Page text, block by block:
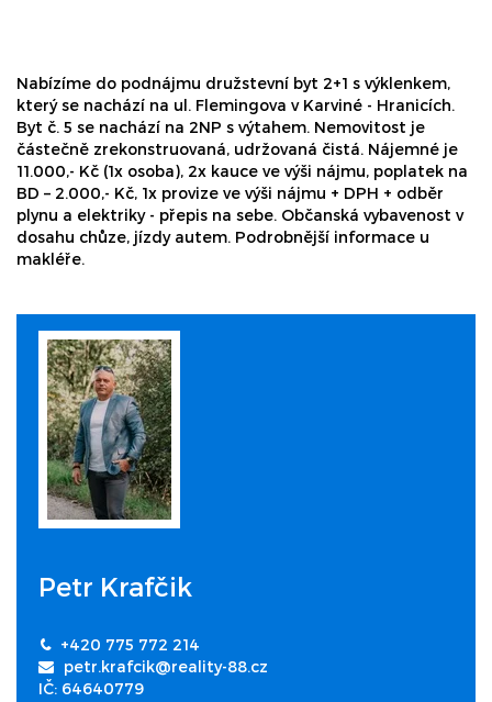
Nabízíme do podnájmu družstevní byt 2+1 s výklenkem,
který se nachází na ul. Flemingova v Karviné - Hranicích.
Byt č. 5 se nachází na 2NP s výtahem. Nemovitost je
částečně zrekonstruovaná, udržovaná čistá. Nájemné je
11.000,- Kč (1x osoba), 2x kauce ve výši nájmu, poplatek na
BD – 2.000,- Kč, 1x provize ve výši nájmu + DPH + odběr
plynu a elektriky - přepis na sebe. Občanská vybavenost v
dosahu chůze, jízdy autem. Podrobnější informace u
makléře.
Petr Krafčik
+420 775 772 214
petr.krafcik@reality-88.cz
IČ: 64640779